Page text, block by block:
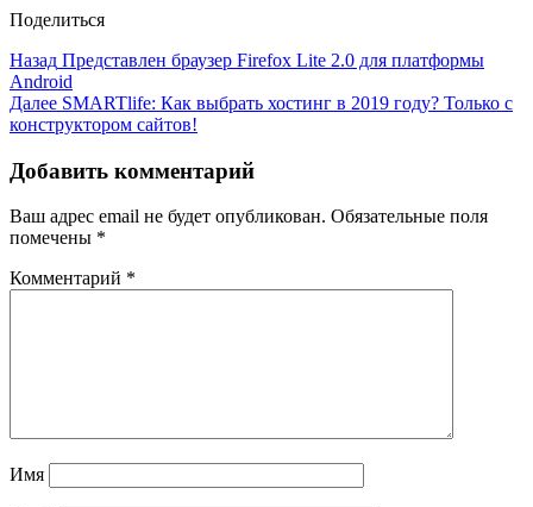
Поделиться
Назад Представлен браузер Firefox Lite 2.0 для платформы
Android
Далее SMARTlife: Как выбрать хостинг в 2019 году? Только с
конструктором сайтов!
Добавить комментарий
Ваш адрес email не будет опубликован. Обязательные поля
помечены *
Комментарий *
Имя